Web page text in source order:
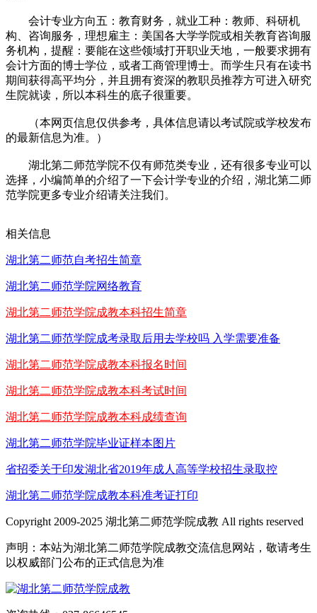
会计专业方向五：教育财务，就业工种：教师、科研机
构、咨询服务，理想雇主：美国各大学学院或相关教育咨询服
务机构，提醒：要能在这些领域打开职业天地，一般要求拥有
会计方面的博士学位，或者工商管理博士。而学生只有在读书
期间获得高平均分，并且拥有资深的教职员推荐方可进入研究
生院就读，所以本科生的底子很重要。
（本网页信息仅供参考，具体信息请以考试院或学校发布
的最新信息为准。）
湖北第二师范学院不仅有师范类专业，还有很多专业可以
选择，小编简单的介绍了一下会计学专业的介绍，湖北第二师
范学院更多专业介绍请关注我们。
相关信息
湖北第二师范自考招生简章
湖北第二师范学院网络教育
湖北第二师范学院成教本科招生简章
湖北第二师范学院成考录取后用去学校吗 入学需要准备
湖北第二师范学院成教本科报名时间
湖北第二师范学院成教本科考试时间
湖北第二师范学院成教本科成绩查询
湖北第二师范学院毕业证样本图片
省招委关于印发湖北省2019年成人高等学校招生录取控
湖北第二师范学院成教本科准考证打印
Copyright 2009-2025 湖北第二师范学院成教 All rights reserved
声明：本站为湖北第二师范学院成教交流信息网站，敬请考生
以权威部门公布的正式信息为准